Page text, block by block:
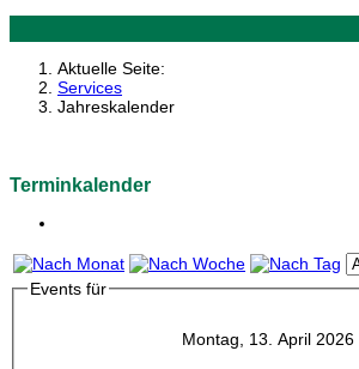
Aktuelle Seite:
Services
Jahreskalender
Terminkalender
Events für
Montag, 13. April 2026